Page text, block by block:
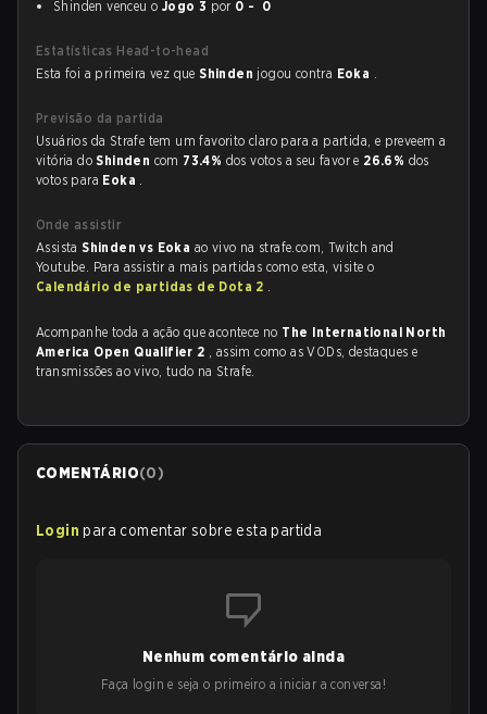
Shinden venceu o Jogo 3 por 0 - 0
Estatísticas Head-to-head
Esta foi a primeira vez queShinden jogou contra Eoka .
Previsão da partida
Usuários da Strafe tem um favorito claro para a partida, e preveem a
vitória doShinden com 73.4% dos votos a seu favor e 26.6% dos
votos para Eoka .
Onde assistir
AssistaShinden vs Eoka ao vivo na strafe.com, Twitch and
Youtube. Para assistir a mais partidas como esta, visite o
Calendário de partidas de Dota 2 .
Acompanhe toda a ação que acontece no The International North
America Open Qualifier 2 , assim como as VODs, destaques e
transmissões ao vivo, tudo na Strafe.
COMENTÁRIO(0)
Login para comentar sobre esta partida
Nenhum comentário ainda
Faça login e seja o primeiro a iniciar a conversa!